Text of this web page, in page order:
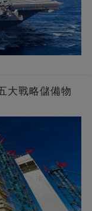
大戰略儲備物